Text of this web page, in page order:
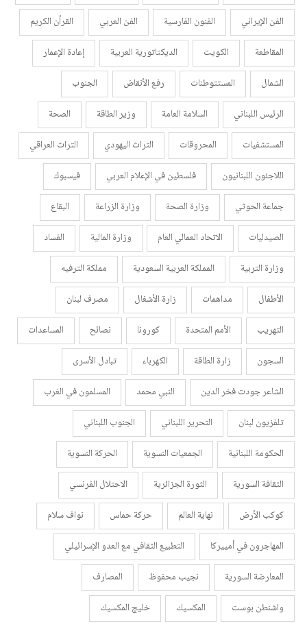
الفن الإيراني
الفنون الفارسية الفن العربي
القرأن الكريم
المقاطعة
الكويت الديكتاتورية العربية
إعادة الإعمار
الشمال
المستتوطنات رفع الأنقاض
الجنوب
الرئيس اللبناني
السلامة العامة وزير الطاقة
الصحة
المستشفيات
المحروقات التراث اليهودي
التراث العراقي
اللاجئون اللبنانيون
فلسطين في الإعلام العربي
فيسبوك
جماعة الحوثي
وزارة الصحة وزارة الزراعة
البقاع
الصيدليات
الاتحاد العمالي العام وزارة المالية
الفساد
وزارة التربية
المملكة العربية السعودية
مملكة الترفيه
الأطفال
مداهمات زارة الأشغال
مصرف لبنان
التهريب
الأمم المتحدة كورونا نصائح
المساعدات
السجون
زارة الطاقة الكهرباء
تبادل الأسرى
الشاعر جودت فخر الدين
النبي محمد
المسلمون في الغرب
تلفزيون لبنان
التحرير اللبناني
الجنوب اللبناني
الحكومة اللبنانية
الجمعيات النسوية
الحركة النسوية
الثقافة السورية
الثورة الجزائرية
الاحتلال الفرنسي
كوكب الأرض
نهاية العالم حركة حماس
نواف سلام
المهاجرون في أمييركا
التطبيع الثقافي مع العدو الإسرائيلي
المعارضة السورية
نجيب محفوظ
المصارف
واشنطن بوست
المكسيك خليج المكسيك